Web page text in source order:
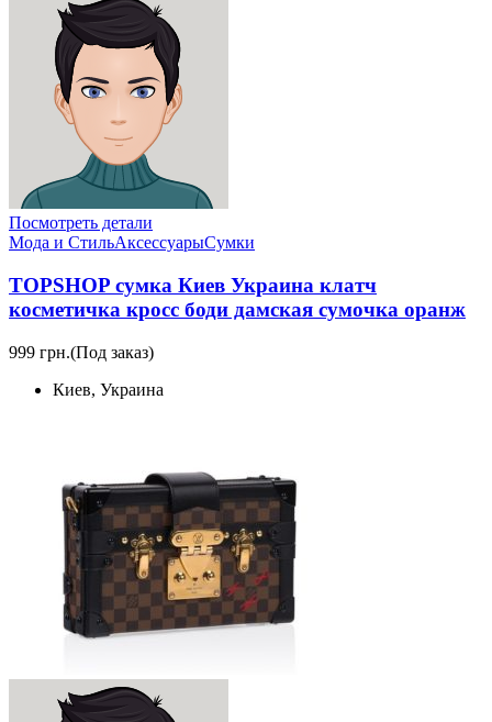
Посмотреть детали
Мода и СтильАксессуарыСумки
TOPSHOP сумка Киев Украина клатч
косметичка кросс боди дамская сумочка оранж
999 грн.(Под заказ)
Киев, Украина